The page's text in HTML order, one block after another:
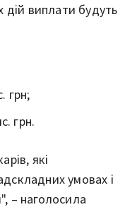
дій виплати будуть
грн;
грн.
які
умовах і
– наголосила